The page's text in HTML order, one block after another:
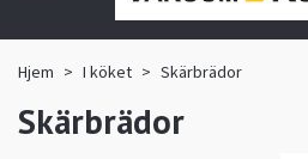
Hjem I köket Skärbrädor
Skärbrädor